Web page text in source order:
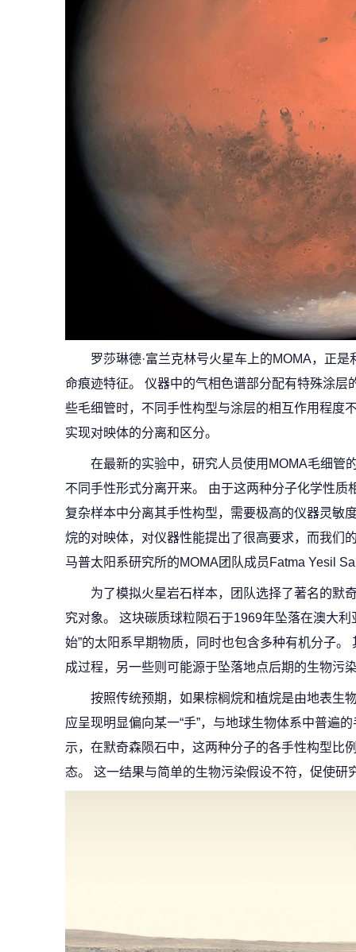
罗莎琳德·富兰克林号火星车上的MOMA，正
命痕迹特征。 仪器中的气相色谱部分配有特殊涂层
些毛细管时，不同手性构型与涂层的相互作用程度
实现对映体的分离和区分。
在最新的实验中，研究人员使用MOMA毛细管
不同手性形式分离开来。 由于这两种分子化学性
复杂样本中分离其手性构型，需要极高的仪器灵敏
烷的对映体，对仪器性能提出了很高要求，而我们
马普太阳系研究所的MOMA团队成员Fatma Yesil
为了模拟火星岩石样本，团队选择了著名的默
究对象。 这块碳质球粒陨石于1969年坠落在澳大
始”的太阳系早期物质，同时也包含多种有机分子
成过程，另一些则可能源于坠落地点后期的生物污
按照传统预期，如果棕榈烷和植烷是由地表生
应呈现明显偏向某一“手”，与地球生物体系中普遍
示，在默奇森陨石中，这两种分子的各手性构型比
态。 这一结果与简单的生物污染假设不符，促使研